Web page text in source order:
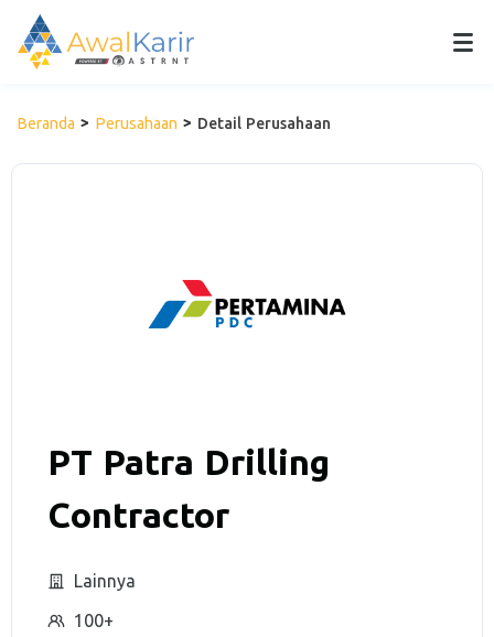
Beranda Perusahaan Detail Perusahaan
PT Patra Drilling
Contractor
Lainnya
100+